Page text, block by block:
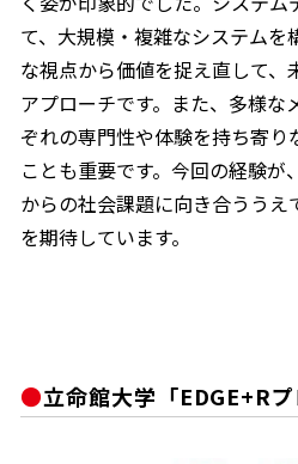
て、大規模・複雑なシステム
な視点から価値を捉え直して、
アプローチです。また、多様な
ぞれの専門性や体験を持ち寄り
ことも重要です。今回の経験が
からの社会課題に向き合ううえ
を期待しています。
立命館大学「EDGE+R